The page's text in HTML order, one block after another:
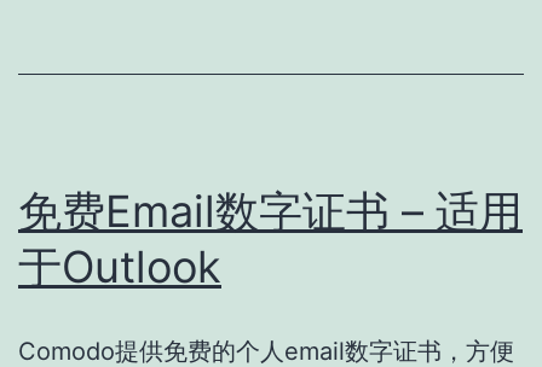
隧
免费Email数字证书 – 适用
于Outlook
Comodo提供免费的个人email数字证书，方便